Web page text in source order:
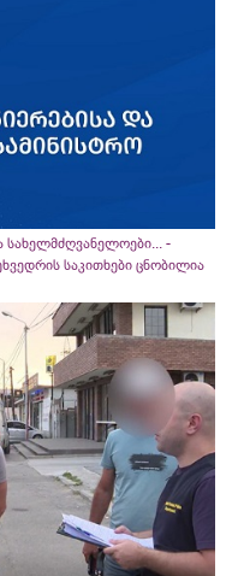
-
საკითხები ცნობილია